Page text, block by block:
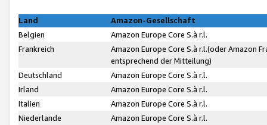
Land
Amazon-Gesellschaft
Belgien
Amazon Europe Core S.à r.l.
Frankreich
Amazon Europe Core S.à r.l.(oder Amazon
entsprechend der Mitteilung)
Deutschland
Amazon Europe Core S.à r.l.
Irland
Amazon Europe Core S.à r.l.
Italien
Amazon Europe Core S.à r.l.
Niederlande
Amazon Europe Core S.à r.l.